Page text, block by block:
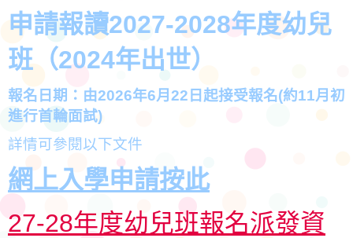
申請報讀2027-2028年度幼兒
班 （2024年出世）
報名日期：由2026年6月22日起接受報名(約11月初
進行首輪面試)
詳情可參閱以下文件
網上入學申請按此
27-28年度幼兒班報名派發資